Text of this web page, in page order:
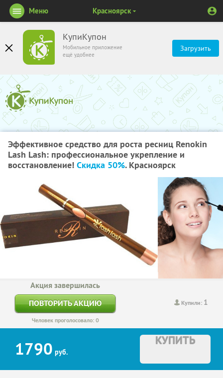
КупиКупон
Мобильное приложение
ещё удобнее
Загрузить
Меню Красноярск
Эффективное средство для роста ресниц Renokin
Lash Lash: профессиональное укрепление и
восстановление! Скидка 50%. Красноярск
Купили: 1
Акция завершилась
ПОВТОРИТЬ АКЦИЮ
Человек проголосовало: 0
1790 руб.
КУПИТЬ